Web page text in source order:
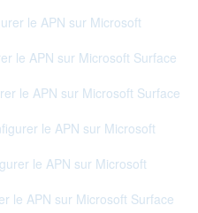
le APN sur Microsoft
le APN sur Microsoft Surface
le APN sur Microsoft Surface
le APN sur Microsoft
le APN sur Microsoft
le APN sur Microsoft Surface